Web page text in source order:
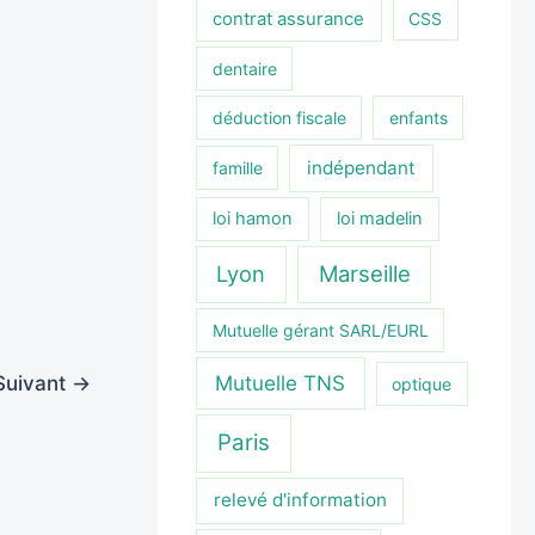
→
contrat assurance CSS
dentaire
déduction fiscale enfants
famille indépendant
loi hamon loi madelin
Lyon Marseille
Mutuelle gérant SARL/EURL
Mutuelle TNS optique
Paris
relevé d'information